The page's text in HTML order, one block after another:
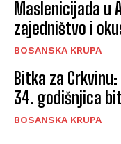
Maslenicijada u
zajedništvo i
BOSANSKA KRUPA
Bitka za
34. godišnjica
BOSANSKA KRUPA